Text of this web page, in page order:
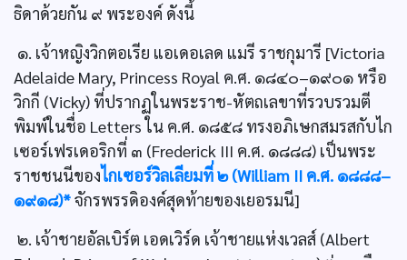
ธิดาด้วยกัน ๙ พระองค์ ดังนี้
๑. เจ้าหญิงวิกตอเรีย แอเดอเลด แมรี ราชกุมารี [Victoria
Adelaide Mary, Princess Royal ค.ศ. ๑๘๔๐–๑๙๐๑ หรือ
วิกกี (Vicky) ที่ปรากฏในพระราช-หัตถเลขาที่รวบรวมตี
พิมพ์ในชื่อ Letters ใน ค.ศ. ๑๘๕๘ ทรงอภิเษกสมรสกับไก
เซอร์เฟรเดอริกที่ ๓ (Frederick III ค.ศ. ๑๘๘๘) เป็นพระ
ราชชนนีของไกเซอร์วิลเลียมที่ ๒ (William II ค.ศ. ๑๘๘๘–
๑๙๑๘)*จักรพรรดิองค์สุดท้ายของเยอรมนี]
๒. เจ้าชายอัลเบิร์ต เอดเวิร์ด เจ้าชายแห่งเวลส์ (Albert